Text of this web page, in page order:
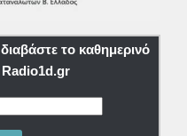
το καθημερινό